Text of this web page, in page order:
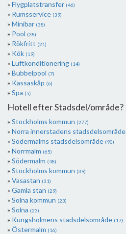
Flygplatstransfer (46)
Rumsservice (39)
Minibar (38)
Pool (38)
Rökfritt (21)
Kök (19)
Luftkonditionering (14)
Bubbelpool (7)
Kassaskåp (6)
Spa (5)
Hotell efter Stadsdel/område?
Stockholms kommun (277)
Norra innerstadens stadsdelsområde
Södermalms stadsdelsområde (90)
Norrmalm (65)
Södermalm (48)
Stockholms kommun (39)
Vasastan (31)
Gamla stan (29)
Solna kommun (23)
Solna (23)
Kungsholmens stadsdelsområde (17)
Östermalm (16)